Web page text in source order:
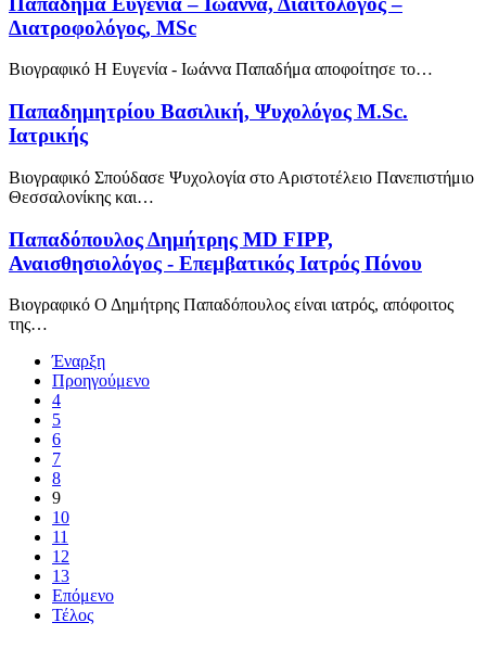
Διατροφολόγος, MSc
Βιογραφικό Η Ευγενία - Ιωάννα Παπαδήμα αποφοίτησε το…
Παπαδημητρίου Βασιλική, Ψυχολόγος Μ.Sc.
Ιατρικής
Βιογραφικό Σπούδασε Ψυχολογία στο Αριστοτέλειο Πανεπιστήμιο
Θεσσαλονίκης και…
Παπαδόπουλος Δημήτρης MD FIPP,
Αναισθησιολόγος - Επεμβατικός Ιατρός Πόνου
Βιογραφικό Ο Δημήτρης Παπαδόπουλος είναι ιατρός, απόφοιτος
της…
Έναρξη
Προηγούμενο
4
5
6
7
8
9
10
11
12
13
Επόμενο
Τέλος